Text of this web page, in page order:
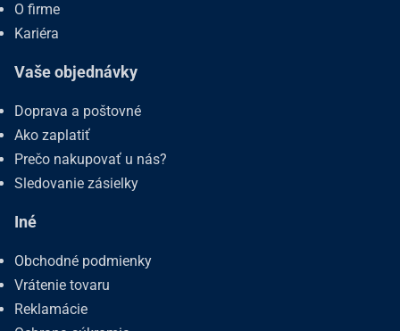
O firme
Kariéra
Vaše objednávky
Doprava a poštovné
Ako zaplatiť
Prečo nakupovať u nás?
Sledovanie zásielky
Iné
Obchodné podmienky
Vrátenie tovaru
Reklamácie